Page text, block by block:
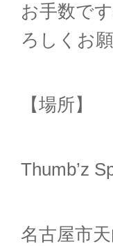
お手数で
ろしくお
【場所】
Thumb’z
名古屋市